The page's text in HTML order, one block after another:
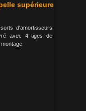
supérieure
d'amortisseurs
avec 4 tiges de